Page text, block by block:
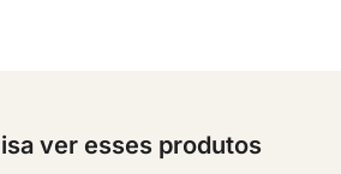
ver esses produtos